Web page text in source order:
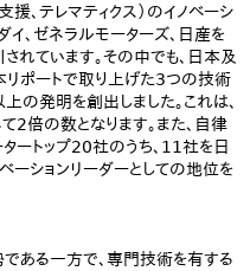
、テレマティクス）のイノベーシ
ダイ、ゼネラルモーターズ、日産を
れています。その中でも、日本及
リポートで取り上げた3つの技術
発明を創出しました。これは、
2倍の数となります。また、自律
ートップ20社のうち、11社を日
ーションリーダーとしての地位を
ある一方で、専門技術を有する